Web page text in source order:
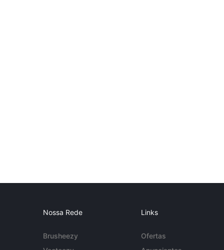
Nossa Rede
Brusheezy
Links
Ofertas